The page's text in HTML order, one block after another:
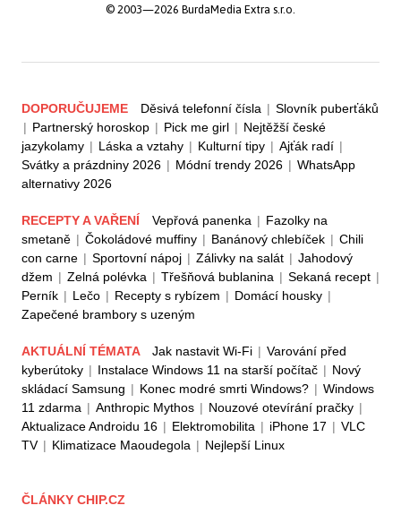
© 2003—2026 BurdaMedia Extra s.r.o.
DOPORUČUJEME Děsivá telefonní čísla | Slovník puberťáků
| Partnerský horoskop | Pick me girl | Nejtěžší české
jazykolamy | Láska a vztahy | Kulturní tipy | Ajťák radí |
Svátky a prázdniny 2026 | Módní trendy 2026 | WhatsApp
alternativy 2026
RECEPTY A VAŘENÍ Vepřová panenka | Fazolky na
smetaně | Čokoládové muffiny | Banánový chlebíček | Chili
con carne | Sportovní nápoj | Zálivky na salát | Jahodový
džem | Zelná polévka | Třešňová bublanina | Sekaná recept |
Perník | Lečo | Recepty s rybízem | Domácí housky |
Zapečené brambory s uzeným
AKTUÁLNÍ TÉMATA Jak nastavit Wi-Fi | Varování před
kyberútoky | Instalace Windows 11 na starší počítač | Nový
skládací Samsung | Konec modré smrti Windows? | Windows
11 zdarma | Anthropic Mythos | Nouzové otevírání pračky |
Aktualizace Androidu 16 | Elektromobilita | iPhone 17 | VLC
TV | Klimatizace Maoudegola | Nejlepší Linux
ČLÁNKY CHIP.CZ